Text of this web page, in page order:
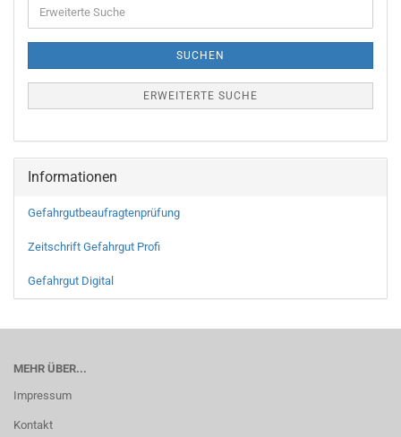
SUCHEN
ERWEITERTE SUCHE
Informationen
Gefahrgutbeaufragtenprüfung
Zeitschrift Gefahrgut Profi
Gefahrgut Digital
MEHR ÜBER...
Impressum
Kontakt